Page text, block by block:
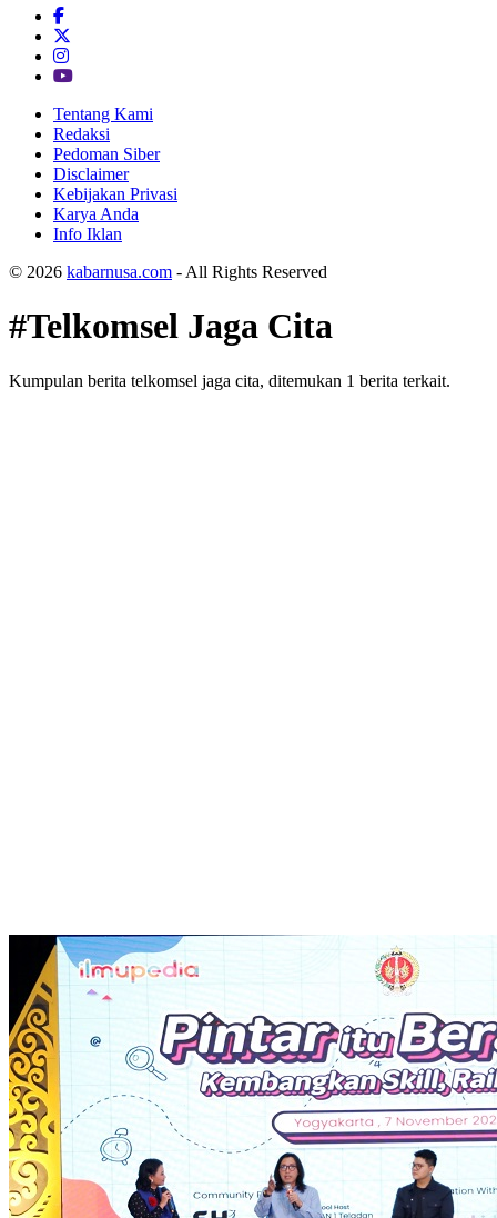
Tentang Kami
Redaksi
Pedoman Siber
Disclaimer
Kebijakan Privasi
Karya Anda
Info Iklan
© 2026 kabarnusa.com - All Rights Reserved
#Telkomsel Jaga Cita
Kumpulan berita telkomsel jaga cita, ditemukan 1 berita terkait.